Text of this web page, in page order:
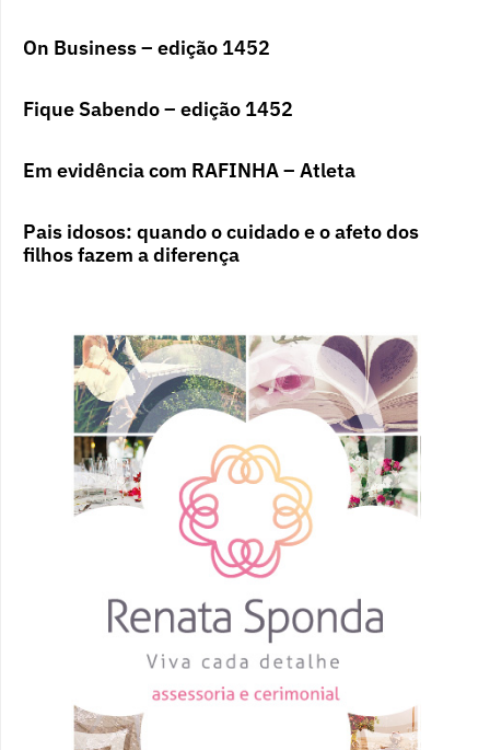
On Business – edição 1452
Fique Sabendo – edição 1452
Em evidência com RAFINHA – Atleta
Pais idosos: quando o cuidado e o afeto dos
filhos fazem a diferença